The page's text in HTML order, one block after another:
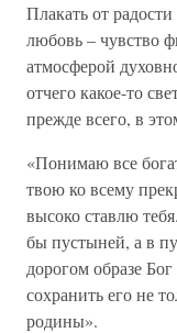
Плакать от
любовь – чувство
атмосферой
отчего какое-то
прежде всего, в
«Понимаю все
твою ко всему
высоко ставлю
бы пустыней, а в
дорогом образе
сохранить его не
родины».